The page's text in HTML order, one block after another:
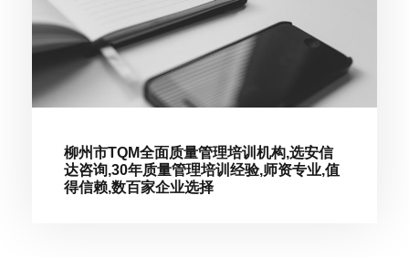
柳州市TQM全面质量管理培训机构,选安信
达咨询,30年质量管理培训经验,师资专业,值
得信赖,数百家企业选择